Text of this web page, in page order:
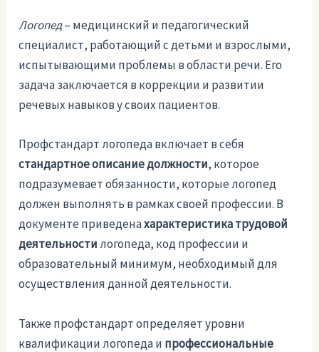
Логопед– медицинский и педагогический
специалист, работающий с детьми и взрослыми,
испытывающими проблемы в области речи. Его
задача заключается в коррекции и развитии
речевых навыков у своих пациентов.
Профстандарт логопеда включает в себя
стандартное описание должности, которое
подразумевает обязанности, которые логопед
должен выполнять в рамках своей профессии. В
документе приведенахарактеристика трудовой
деятельностилогопеда, код профессии и
образовательный минимум, необходимый для
осуществления данной деятельности.
Также профстандарт определяет уровни
квалификации логопеда и профессиональные